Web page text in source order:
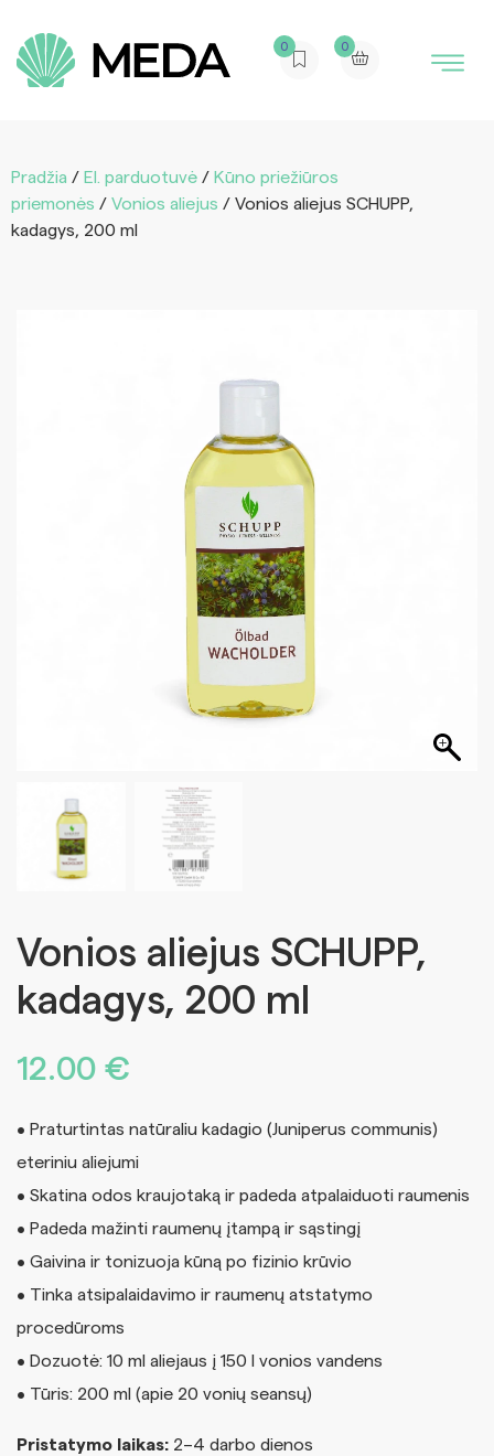
0 0
Pradžia / El. parduotuvė / Kūno priežiūros
priemonės / Vonios aliejus / Vonios aliejus SCHUPP,
kadagys, 200 ml
Vonios aliejus SCHUPP,
kadagys, 200 ml
12.00 €
• Praturtintas natūraliu kadagio (Juniperus communis)
eteriniu aliejumi
• Skatina odos kraujotaką ir padeda atpalaiduoti raumenis
• Padeda mažinti raumenų įtampą ir sąstingį
• Gaivina ir tonizuoja kūną po fizinio krūvio
• Tinka atsipalaidavimo ir raumenų atstatymo
procedūroms
• Dozuotė: 10 ml aliejaus į 150 l vonios vandens
• Tūris: 200 ml (apie 20 vonių seansų)
Pristatymo laikas: 2–4 darbo dienos